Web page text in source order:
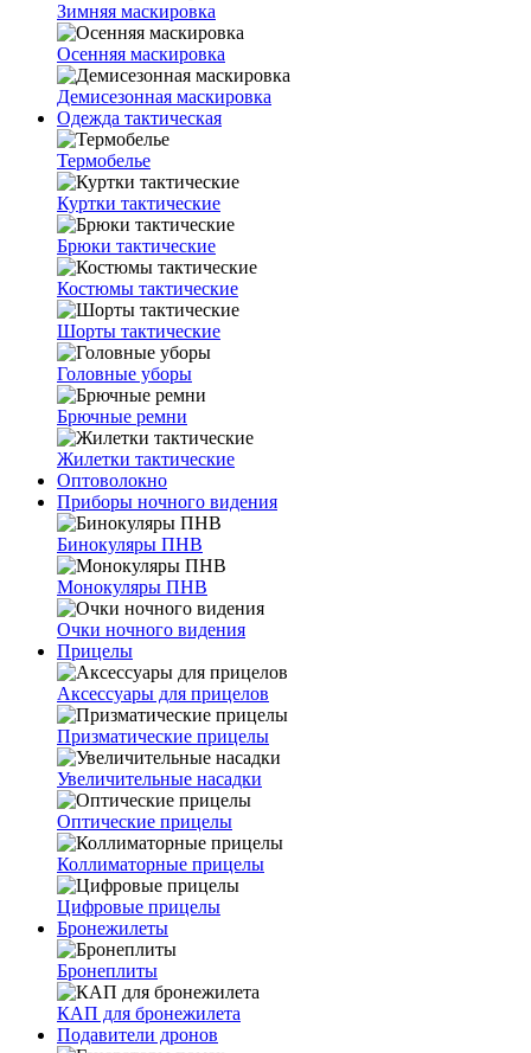
Зимняя маскировка
Осенняя маскировка
Демисезонная маскировка
Одежда тактическая
Термобелье
Куртки тактические
Брюки тактические
Костюмы тактические
Шорты тактические
Головные уборы
Брючные ремни
Жилетки тактические
Оптоволокно
Приборы ночного видения
Бинокуляры ПНВ
Монокуляры ПНВ
Очки ночного видения
Прицелы
Аксессуары для прицелов
Призматические прицелы
Увеличительные насадки
Оптические прицелы
Коллиматорные прицелы
Цифровые прицелы
Бронежилеты
Бронеплиты
КАП для бронежилета
Подавители дронов